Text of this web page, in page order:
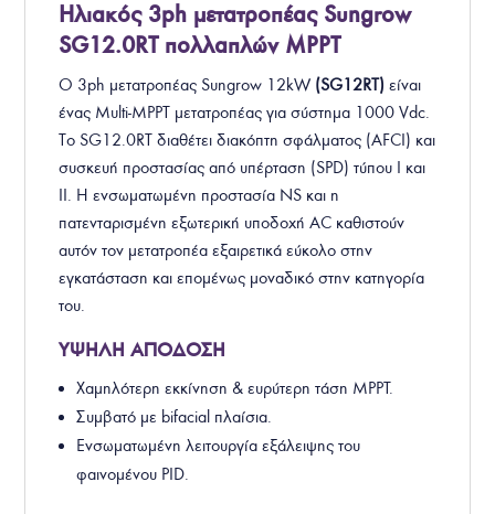
Ηλιακός 3ph μετατροπέας Sungrow
SG12.0RT πολλαπλών MPPT
Ο 3ph μετατροπέας Sungrow 12kW (SG12RT) είναι
ένας Multi-MPPT μετατροπέας για σύστημα 1000 Vdc.
Το SG12.0RT διαθέτει διακόπτη σφάλματος (AFCI) και
συσκευή προστασίας από υπέρταση (SPD) τύπου I και
II. Η ενσωματωμένη προστασία NS και η
πατενταρισμένη εξωτερική υποδοχή AC καθιστούν
αυτόν τον μετατροπέα εξαιρετικά εύκολο στην
εγκατάσταση και επομένως μοναδικό στην κατηγορία
του.
ΥΨΗΛΗ ΑΠΟΔΟΣΗ
Χαμηλότερη εκκίνηση & ευρύτερη τάση MPPT.
Συμβατό με bifacial πλαίσια.
Ενσωματωμένη λειτουργία εξάλειψης του
φαινομένου PID.